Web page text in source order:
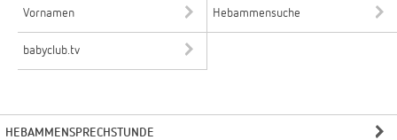
Vornamen Hebammensuche
babyclub.tv
HEBAMMENSPRECHSTUNDE